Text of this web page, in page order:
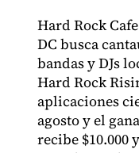
Hard Rock
DC busca
bandas y DJs
Hard Rock
aplicaciones
agosto y el
recibe $10.000